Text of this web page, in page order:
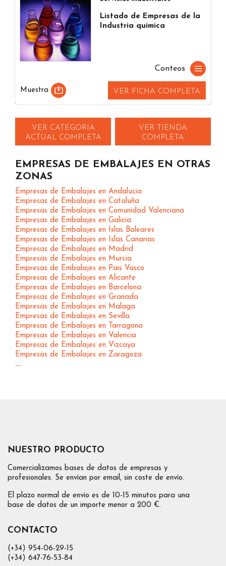
Listado de Empresas de la
Industria quimica
Conteos
Muestra VER FICHA COMPLETA
VER CATEGORIA
ACTUAL COMPLETA
VER TIENDA
COMPLETA
EMPRESAS DE EMBALAJES EN OTRAS
ZONAS
Empresas de Embalajes en Andalucia
Empresas de Embalajes en Cataluña
Empresas de Embalajes en Comunidad Valenciana
Empresas de Embalajes en Galicia
Empresas de Embalajes en Islas Baleares
Empresas de Embalajes en Islas Canarias
Empresas de Embalajes en Madrid
Empresas de Embalajes en Murcia
Empresas de Embalajes en Pais Vasco
Empresas de Embalajes en Alicante
Empresas de Embalajes en Barcelona
Empresas de Embalajes en Granada
Empresas de Embalajes en Malaga
Empresas de Embalajes en Sevilla
Empresas de Embalajes en Tarragona
Empresas de Embalajes en Valencia
Empresas de Embalajes en Vizcaya
Empresas de Embalajes en Zaragoza
...
NUESTRO PRODUCTO
Comercializamos bases de datos de empresas y
profesionales. Se envían por email, sin coste de envío.
El plazo normal de envío es de 10-15 minutos para una
base de datos de un importe menor a 200 €.
CONTACTO
(+34) 954-06-29-15
(+34) 647-76-53-84